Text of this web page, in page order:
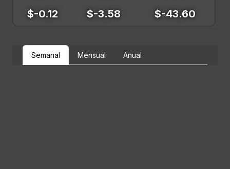
$-0.12 $-3.58 $-43.60
Semanal Mensual Anual